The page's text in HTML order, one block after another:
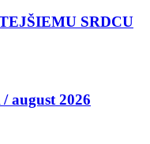
SRDCU
august 2026